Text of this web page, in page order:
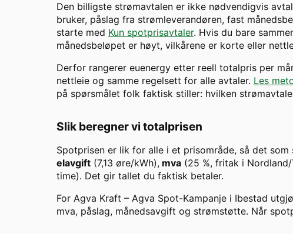
Den billigste strømavtalen er ikke nødvendigvis
bruker, påslag fra strømleverandøren, fast
starte med Kun spotprisavtaler. Hvis du bare
månedsbeløpet er høyt, vilkårene er korte eller
Derfor rangerer euenergy etter reell totalpris per
nettleie og samme regelsett for alle avtaler. Les
på spørsmålet folk faktisk stiller: hvilken
Slik beregner vi totalprisen
Spotprisen er lik for alle i et prisområde, så det som
elavgift (7,13 øre/kWh), mva (25 %, fritak i
time). Det gir tallet du faktisk betaler.
For Agva Kraft – Agva Spot-Kampanje i Ibestad
mva, påslag, månedsavgift og strømstøtte. Når